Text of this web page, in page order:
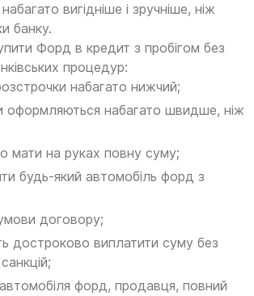
вигідніше і зручніше, ніж
банку.
Форд в кредит з пробігом без
процедур:
набагато нижчий;
оформляються набагато швидше, ніж
мати на руках повну суму;
будь-який автомобіль форд з
договору;
достроково виплатити суму без
автомобіля форд, продавця, повний